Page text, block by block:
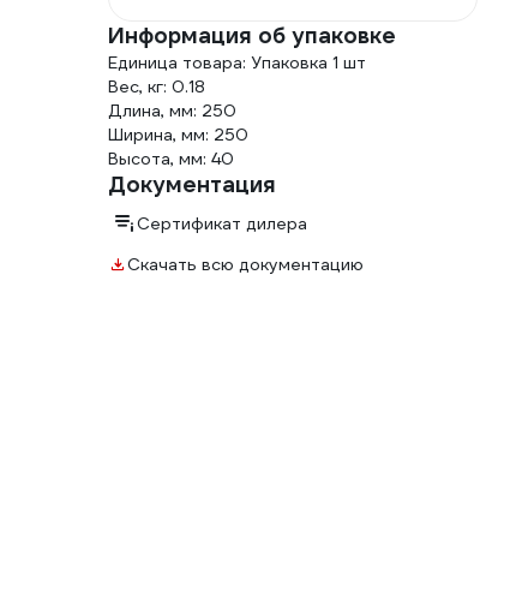
Информация об упаковке
Единица товара: Упаковка 1 шт
Вес, кг: 0.18
Длина, мм: 250
Ширина, мм: 250
Высота, мм: 40
Документация
Сертификат дилера
Скачать всю документацию